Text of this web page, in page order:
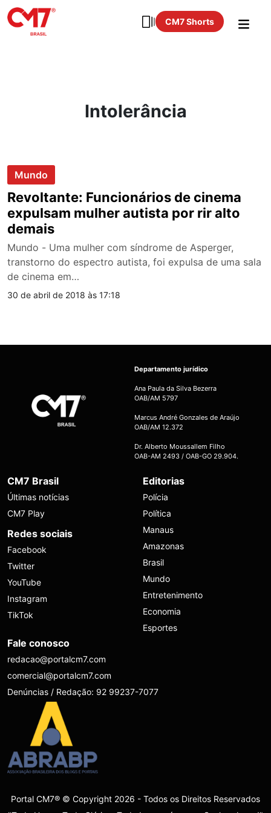
CM7 Shorts
Intolerância
Mundo
Revoltante: Funcionários de cinema
expulsam mulher autista por rir alto
demais
Mundo - Uma mulher com síndrome de Asperger,
transtorno do espectro autista, foi expulsa de uma sala
de cinema em…
30 de abril de 2018 às 17:18
Departamento jurídico
Ana Paula da Silva Bezerra
OAB/AM 5797
Marcus André Gonzales de Araújo
OAB/AM 12.372
Dr. Alberto Moussallem Filho
OAB-AM 2493 / OAB-GO 29.904.
CM7 Brasil
Últimas notícias
CM7 Play
Redes sociais
Facebook
Twitter
YouTube
Instagram
TikTok
Editorias
Polícia
Política
Manaus
Amazonas
Brasil
Mundo
Entretenimento
Economia
Esportes
Fale conosco
redacao@portalcm7.com
comercial@portalcm7.com
Denúncias / Redação: 92 99237-7077
Portal CM7® © Copyright 2026 - Todos os Direitos Reservados